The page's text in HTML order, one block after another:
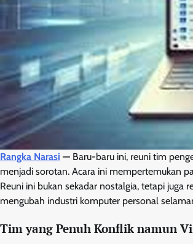
Rangka Narasi — Baru-baru ini, reuni tim
menjadi sorotan. Acara ini mempertemukan
Reuni ini bukan sekadar nostalgia, tetapi
mengubah industri komputer personal
Tim yang Penuh Konflik namun